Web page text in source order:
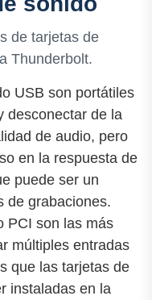
de tarjetas de
Thunderbolt.
USB son portátiles
desconectar de la
de audio, pero
en la respuesta de
puede ser un
de grabaciones.
PCI son las más
múltiples entradas
que las tarjetas de
instaladas en la